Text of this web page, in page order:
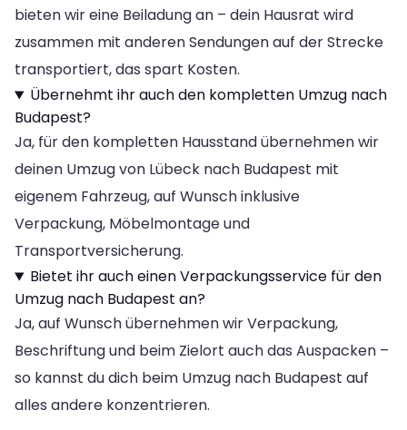
bieten wir eine Beiladung an – dein Hausrat wird
zusammen mit anderen Sendungen auf der Strecke
transportiert, das spart Kosten.
Übernehmt ihr auch den kompletten Umzug nach
Budapest?
Ja, für den kompletten Hausstand übernehmen wir
deinen Umzug von Lübeck nach Budapest mit
eigenem Fahrzeug, auf Wunsch inklusive
Verpackung, Möbelmontage und
Transportversicherung.
Bietet ihr auch einen Verpackungsservice für den
Umzug nach Budapest an?
Ja, auf Wunsch übernehmen wir Verpackung,
Beschriftung und beim Zielort auch das Auspacken –
so kannst du dich beim Umzug nach Budapest auf
alles andere konzentrieren.